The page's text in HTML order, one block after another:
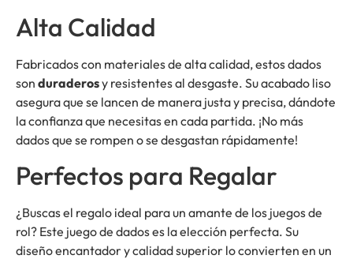
Alta Calidad
Fabricados con materiales de alta calidad, estos dados
son duraderosy resistentes al desgaste. Su acabado liso
asegura que se lancen de manera justa y precisa, dándote
la confianza que necesitas en cada partida. ¡No más
dados que se rompen o se desgastan rápidamente!
Perfectos para Regalar
¿Buscas el regalo ideal para un amante de los juegos de
rol? Este juego de dados es la elección perfecta. Su
diseño encantador y calidad superior lo convierten en un